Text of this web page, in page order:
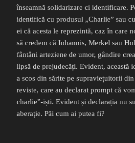
înseamnă solidarizare ci identificare.
identifică cu produsul „Charlie” sau
ei că acesta le reprezintă, caz în care
să credem că Iohannis, Merkel sau
fântâni arteziene de umor, gândire
lipsă de prejudecăți. Evident, această
a scos din sărite pe supraviețuitorii
reviste, care au declarat prompt că
charlie”-iști. Evident și declarația nu
aberație. Păi cum ai putea fi?